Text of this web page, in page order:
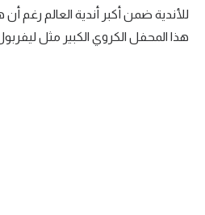
فيديو في الجول
للأندية ضمن أكبر أندية العالم رغم
هذا المحفل الكروي الكبير مثل